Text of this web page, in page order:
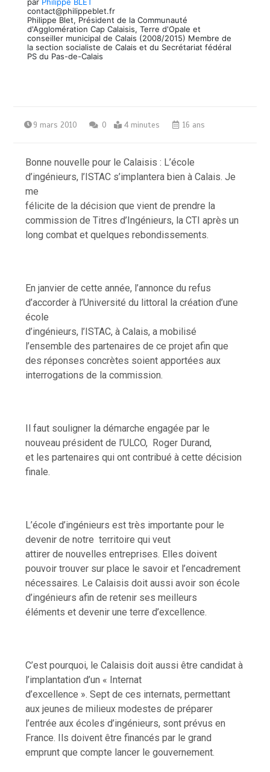
contact@philippeblet.fr
Philippe Blet, Président de la Communauté
d'Agglomération Cap Calaisis, Terre d'Opale et
conseiller municipal de Calais (2008/2015) Membre de
la section socialiste de Calais et du Secrétariat fédéral
PS du Pas-de-Calais
9 mars 2010 0 4 minutes 16 ans
Bonne nouvelle pour le Calaisis : L’école
d’ingénieurs, l’ISTAC s’implantera bien à Calais. Je
me
félicite de la décision que vient de prendre la
commission de Titres d’Ingénieurs, la CTI après un
long combat et quelques rebondissements.
En janvier de cette année, l’annonce du refus
d’accorder à l’Université du littoral la création d’une
école
d’ingénieurs, l’ISTAC, à Calais, a mobilisé
l’ensemble des partenaires de ce projet afin que
des réponses concrètes soient apportées aux
interrogations de la commission.
Il faut souligner la démarche engagée par le
nouveau président de l’ULCO, Roger Durand,
et les partenaires qui ont contribué à cette décision
finale.
L’école d’ingénieurs est très importante pour le
devenir de notre territoire qui veut
attirer de nouvelles entreprises. Elles doivent
pouvoir trouver sur place le savoir et l’encadrement
nécessaires. Le Calaisis doit aussi avoir son école
d’ingénieurs afin de retenir ses meilleurs
éléments et devenir une terre d’excellence.
C’est pourquoi, le Calaisis doit aussi être candidat à
l’implantation d’un « Internat
d’excellence ». Sept de ces internats, permettant
aux jeunes de milieux modestes de préparer
l’entrée aux écoles d’ingénieurs, sont prévus en
France. Ils doivent être financés par le grand
emprunt que compte lancer le gouvernement.